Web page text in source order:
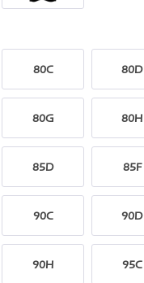
80C 80D
80G 80H
85D 85F
90C 90D
90H 95C